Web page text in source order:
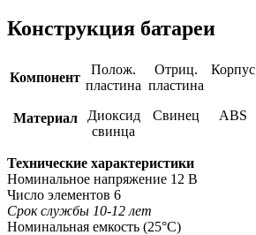
Конструкция батареи
Компонент
Полож.
пластина
Отриц.
пластина
Корпус
Материал
Диоксид
свинца
Свинец ABS
Технические характеристики
Номинальное напряжение 12 В
Число элементов 6
Срок службы 10-12 лет
Номинальная емкость (25°С)